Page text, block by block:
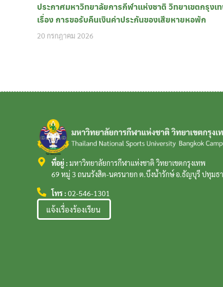
ประกาศมหาวิทยาลัยการกีฬาแห่งชาติ วิทยาเขตกรุงเ
เรื่อง การขอรับคืนเงินค่าประกันของเสียหายหอพัก
20 กรกฎาคม 2026
ที่อยู่ : มหาวิทยาลัยการกีฬาแห่งชาติ วิทยาเขตกรุงเทพ
69 หมู่ 3 ถนนรังสิต-นครนายก ต.บึงน้ำรักษ์ อ.ธัญบุรี ปทุมธ
โทร : 02-546-1301
แจ้งเรื่องร้องเรียน